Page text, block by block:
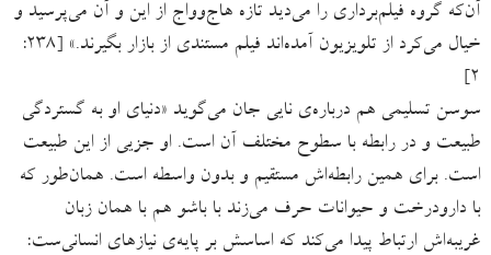
آن‌که گروه فیلم‌برداری را می‌دید تازه هاج‌وواج از این و آن می‌پرسید و
خیال می‌کرد از تلویزیون آمده‌اند فیلم مستندی از بازار بگیرند.» [۲۳۸:
۲]
سوسن تسلیمی هم درباره‌ی نایی جان می‌گوید «دنیای او به گستردگی
طبیعت و در رابطه با سطوح مختلف آن است. او جزیی از این طبیعت
است. برای همین رابطه‌اش مستقیم و بدون واسطه است. همان‌طور که
با دارودرخت و حیوانات حرف می‌زند با باشو هم با همان زبان
غریبه‌اش ارتباط پیدا می‌کند که اساسش بر پایه‌ی نیازهای انسانی‌ست: